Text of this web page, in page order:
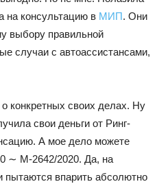
на консультацию в МИП. Они
выбору правильной
случаи с автоассистансами,
конкретных своих делах. Ну
свои деньги от Ринг-
А мое дело можете
∼ М-2642/2020. Да, на
пытаются впарить абсолютно